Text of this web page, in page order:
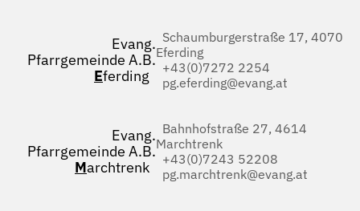
Evang.
Pfarrgemeinde A.B.
Eferding
Schaumburgerstraße 17, 4070
Eferding
+43(0)7272 2254
pg.eferding@evang.at
Evang.
Pfarrgemeinde A.B.
Marchtrenk
Bahnhofstraße 27, 4614
Marchtrenk
+43(0)7243 52208
pg.marchtrenk@evang.at